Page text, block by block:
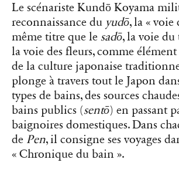
Le scénariste Kundō Koyama
reconnaissance du yudō, la « voie
même titre que le sadō, la voie du
la voie des fleurs, comme
de la culture japonaise
plonge à travers tout le Japon
types de bains, des sources
bains publics (sentō) en passant
baignoires domestiques. Dans
de Pen, il consigne ses voyages
« Chronique du bain ».